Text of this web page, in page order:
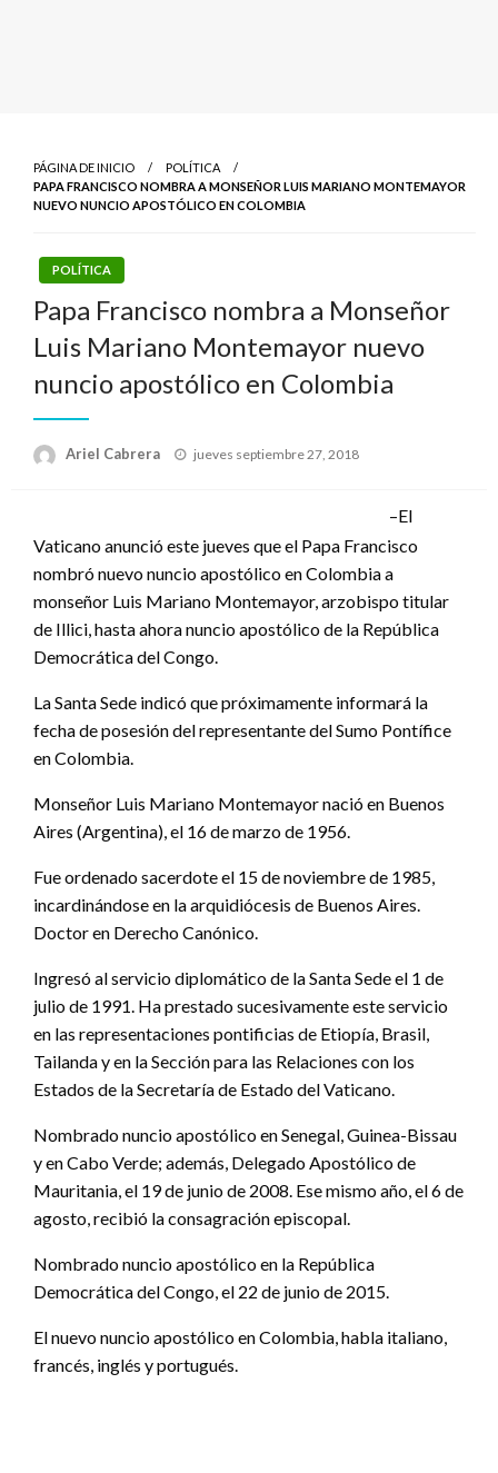
PÁGINA DE INICIO
POLÍTICA
PAPA FRANCISCO NOMBRA A MONSEÑOR LUIS MARIANO MONTEMAYOR
NUEVO NUNCIO APOSTÓLICO EN COLOMBIA
POLÍTICA
Papa Francisco nombra a Monseñor
Luis Mariano Montemayor nuevo
nuncio apostólico en Colombia
Ariel Cabrera
Publicado
jueves septiembre 27, 2018
–El
Vaticano anunció este jueves que el Papa Francisco
nombró nuevo nuncio apostólico en Colombia a
monseñor Luis Mariano Montemayor, arzobispo titular
de Illici, hasta ahora nuncio apostólico de la República
Democrática del Congo.
La Santa Sede indicó que próximamente informará la
fecha de posesión del representante del Sumo Pontífice
en Colombia.
Monseñor Luis Mariano Montemayor nació en Buenos
Aires (Argentina), el 16 de marzo de 1956.
Fue ordenado sacerdote el 15 de noviembre de 1985,
incardinándose en la arquidiócesis de Buenos Aires.
Doctor en Derecho Canónico.
Ingresó al servicio diplomático de la Santa Sede el 1 de
julio de 1991. Ha prestado sucesivamente este servicio
en las representaciones pontificias de Etiopía, Brasil,
Tailanda y en la Sección para las Relaciones con los
Estados de la Secretaría de Estado del Vaticano.
Nombrado nuncio apostólico en Senegal, Guinea-Bissau
y en Cabo Verde; además, Delegado Apostólico de
Mauritania, el 19 de junio de 2008. Ese mismo año, el 6 de
agosto, recibió la consagración episcopal.
Nombrado nuncio apostólico en la República
Democrática del Congo, el 22 de junio de 2015.
El nuevo nuncio apostólico en Colombia, habla italiano,
francés, inglés y portugués.